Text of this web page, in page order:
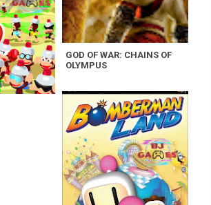
GOD OF WAR: CHAINS OF
OLYMPUS